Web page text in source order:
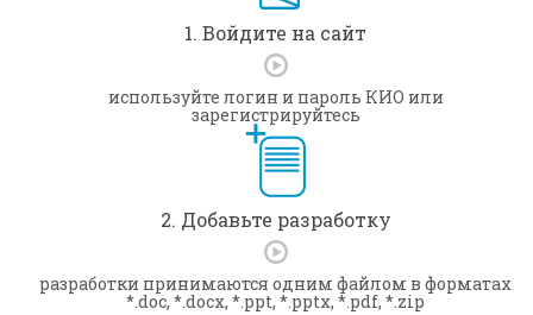
1. Войдите на сайт
используйте логин и пароль КИО или
зарегистрируйтесь
2. Добавьте разработку
разработки принимаются одним файлом в форматах
*.doc, *.docx, *.ppt, *.pptx, *.pdf, *.zip